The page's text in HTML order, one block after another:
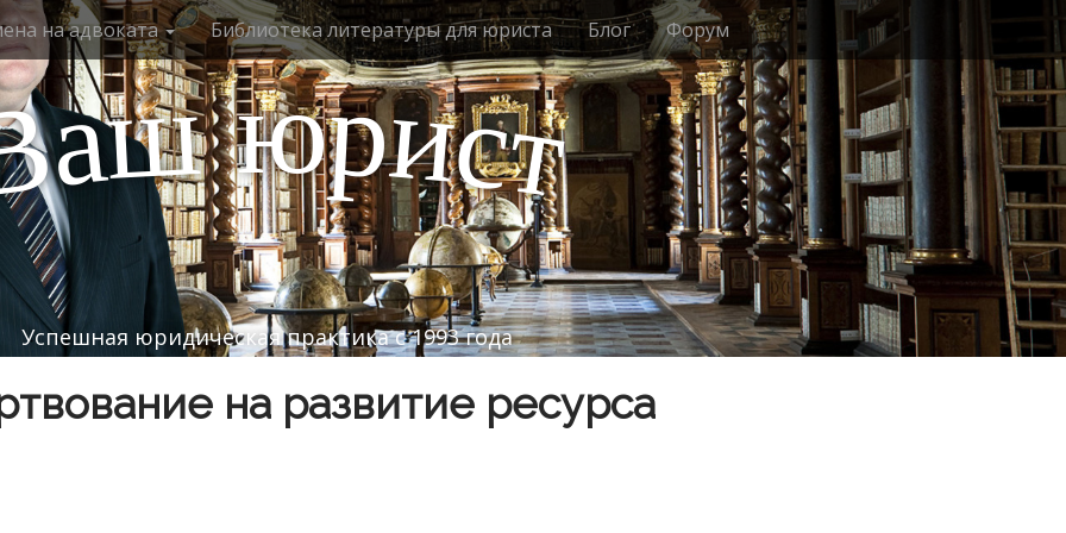
на адвоката Библиотека литературы для юриста Блог Форум
аш юрист
Успешная юридическая практика с 1993 года
на развитие ресурса